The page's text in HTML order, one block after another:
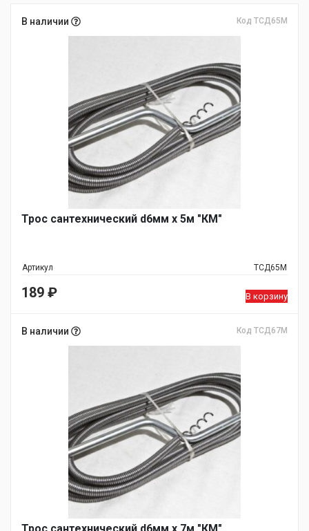
В наличии Код ТСД65М
Трос сантехнический d6мм х 5м "КМ"
Артикул ТСД65М
189 ₽ В корзину
В наличии Код ТСД67М